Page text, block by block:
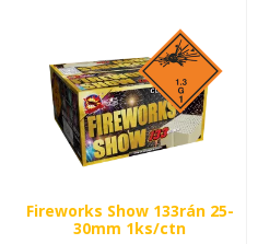
Fireworks Show 133rán 25-
30mm 1ks/ctn